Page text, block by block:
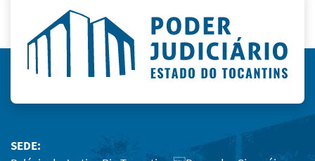
SEDE: